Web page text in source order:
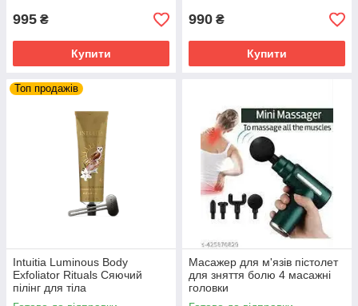
995 ₴
Купити
990 ₴
Купити
Топ продажів
Intuitia Luminous Body
Exfoliator Rituals Сяючий
пілінг для тіла
Масажер для м'язів пістолет
для зняття болю 4 масажні
головки